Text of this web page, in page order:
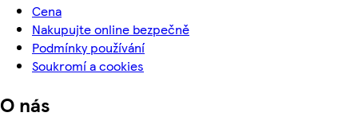
Cena
Nakupujte online bezpečně
Podmínky používání
Soukromí a cookies
O nás